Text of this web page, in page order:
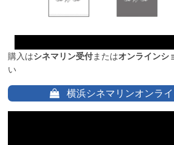
購入はシネマリン受付またはオンラインシ
い
横浜シネマリンオンラ